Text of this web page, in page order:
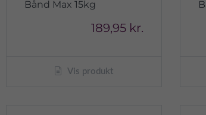
Bånd Max 15kg
189,95 kr.
Vis produkt